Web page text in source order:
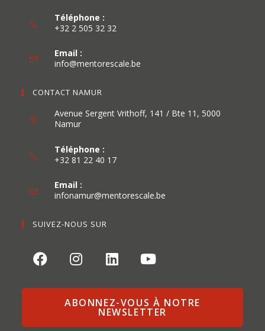
Téléphone :
+32 2 505 32 32
Email :
info@mentorescale.be
CONTACT NAMUR
Avenue Sergent Vrithoff, 141 / Bte 11, 5000
Namur
Téléphone :
+32 81 22 40 17
Email :
infonamur@mentorescale.be
SUIVEZ-NOUS SUR
ABONNEZ-VOUS À NOTRE
NEWSLETTER